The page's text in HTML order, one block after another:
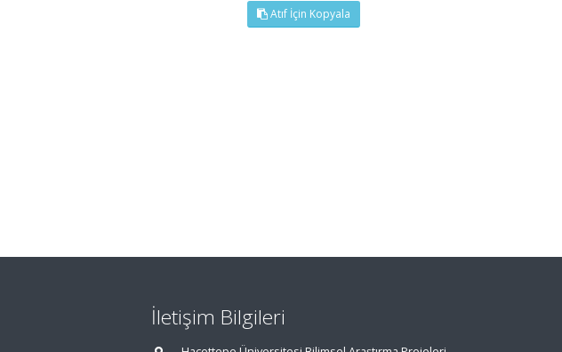
Atıf İçin Kopyala
İletişim Bilgileri